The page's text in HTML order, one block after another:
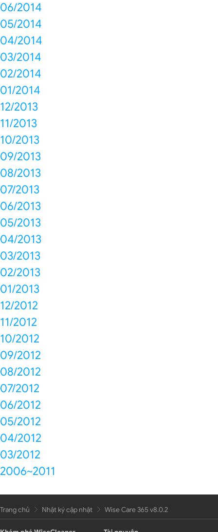
06/2014
05/2014
04/2014
03/2014
02/2014
01/2014
12/2013
11/2013
10/2013
09/2013
08/2013
07/2013
06/2013
05/2013
04/2013
03/2013
02/2013
01/2013
12/2012
11/2012
10/2012
09/2012
08/2012
07/2012
06/2012
05/2012
04/2012
03/2012
2006~2011
Trang chủ Nhật ký cập nhật Wise Care 365 v8.0.2